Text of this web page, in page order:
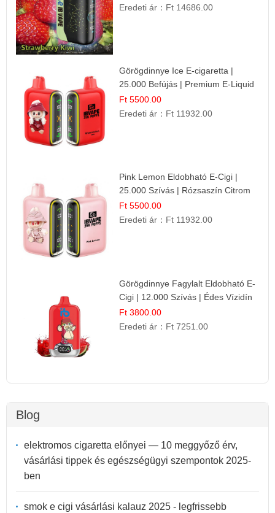
Eredeti ár： Ft 14686.00
Görögdinnye Ice E-cigaretta |
25.000 Befújás | Premium E-Liquid
Ft 5500.00
Eredeti ár： Ft 11932.00
Pink Lemon Eldobható E-Cigi |
25.000 Szívás | Rózsaszín Citrom
Íz
Ft 5500.00
Eredeti ár： Ft 11932.00
Görögdinnye Fagylalt Eldobható E-
Cigi | 12.000 Szívás | Édes Vízidín
Íz
Ft 3800.00
Eredeti ár： Ft 7251.00
Blog
elektromos cigaretta előnyei — 10 meggyőző érv,
vásárlási tippek és egészségügyi szempontok 2025-
ben
smok e cigi vásárlási kalauz 2025 - legfrissebb